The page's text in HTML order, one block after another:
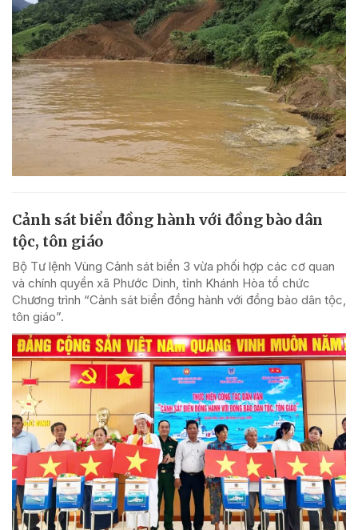
Cảnh sát biển đồng hành với đồng bào dân
tộc, tôn giáo
Bộ Tư lệnh Vùng Cảnh sát biển 3 vừa phối hợp các cơ quan
và chính quyền xã Phước Dinh, tỉnh Khánh Hòa tổ chức
Chương trình “Cảnh sát biển đồng hành với đồng bào dân tộc,
tôn giáo”.